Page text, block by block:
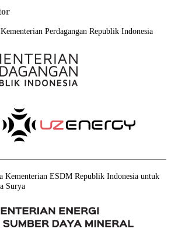
Perdagangan Republik Indonesia
Kementerian ESDM Republik Indonesia untuk
Surya